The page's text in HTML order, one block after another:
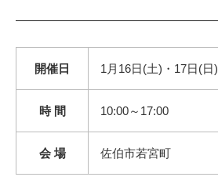
開催日 1月16日(土)・17日(日)
時 間 10:00～17:00
会 場 佐伯市若宮町